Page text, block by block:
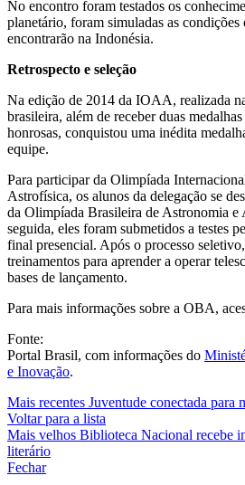
No encontro foram testados os
planetário, foram simuladas as condições
encontrarão na Indonésia.
Retrospecto e seleção
Na edição de 2014 da IOAA, realizada
brasileira, além de receber duas
honrosas, conquistou uma inédita
equipe.
Para participar da Olimpíada
Astrofísica, os alunos da delegação se
da Olimpíada Brasileira de Astronomia
seguida, eles foram submetidos a testes
final presencial. Após o processo
treinamentos para aprender a operar
bases de lançamento.
Para mais informações sobre a OBA,
Fonte:
Portal Brasil, com informações do
e Inovação.
Mais recentes Juventude conectada para
Voltar para a lista
Mais velhos Biblioteca Nacional recebe
literário
Fechar